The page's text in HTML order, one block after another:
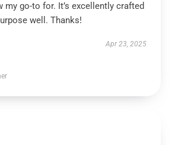
my go-to for. It’s excellently crafted
well. Thanks!
Apr 23, 2025